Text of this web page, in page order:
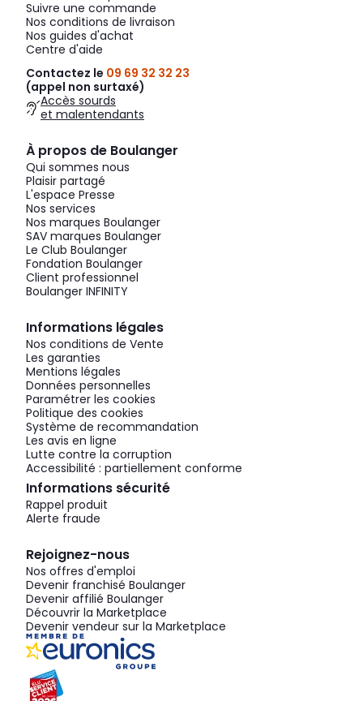
Suivre une commande
Nos conditions de livraison
Nos guides d'achat
Centre d'aide
Contactez le 09 69 32 32 23
(appel non surtaxé)
Accès sourds
et malentendants
À propos de Boulanger
Qui sommes nous
Plaisir partagé
L'espace Presse
Nos services
Nos marques Boulanger
SAV marques Boulanger
Le Club Boulanger
Fondation Boulanger
Client professionnel
Boulanger INFINITY
Informations légales
Nos conditions de Vente
Les garanties
Mentions légales
Données personnelles
Paramétrer les cookies
Politique des cookies
Système de recommandation
Les avis en ligne
Lutte contre la corruption
Accessibilité : partiellement conforme
Informations sécurité
Rappel produit
Alerte fraude
Rejoignez-nous
Nos offres d'emploi
Devenir franchisé Boulanger
Devenir affilié Boulanger
Découvrir la Marketplace
Devenir vendeur sur la Marketplace